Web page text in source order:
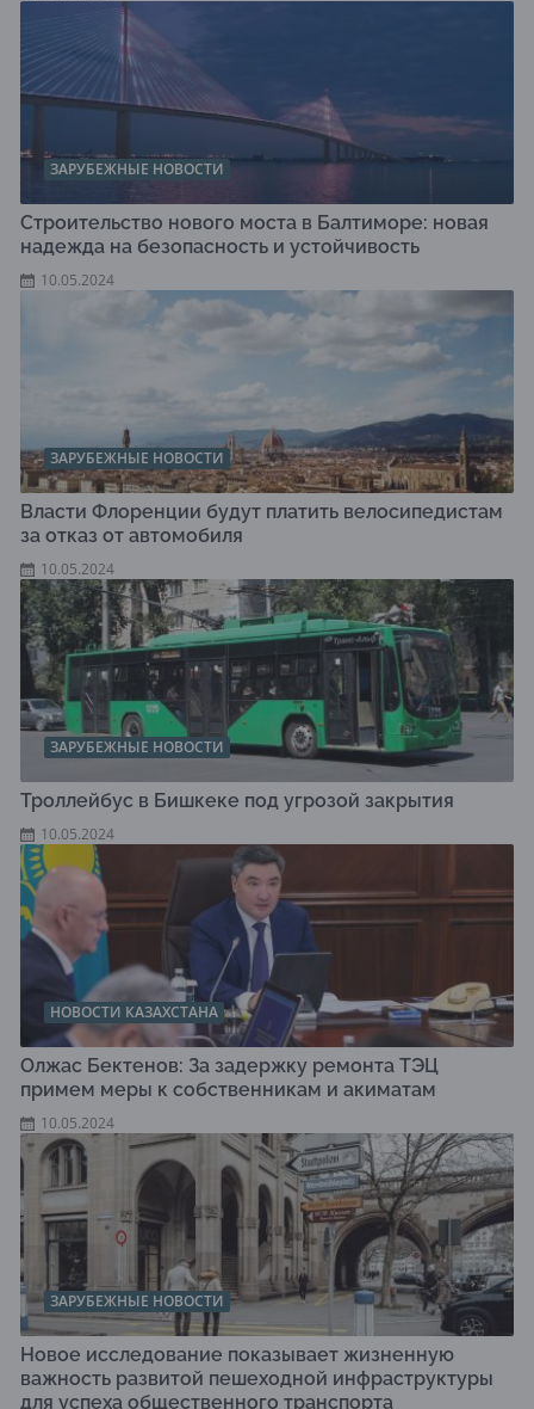
ЗАРУБЕЖНЫЕ НОВОСТИ
Строительство нового моста в Балтиморе: новая
надежда на безопасность и устойчивость
10.05.2024
ЗАРУБЕЖНЫЕ НОВОСТИ
Власти Флоренции будут платить велосипедистам
за отказ от автомобиля
10.05.2024
ЗАРУБЕЖНЫЕ НОВОСТИ
Троллейбус в Бишкеке под угрозой закрытия
10.05.2024
НОВОСТИ КАЗАХСТАНА
Олжас Бектенов: За задержку ремонта ТЭЦ
примем меры к собственникам и акиматам
10.05.2024
ЗАРУБЕЖНЫЕ НОВОСТИ
Новое исследование показывает жизненную
важность развитой пешеходной инфраструктуры
для успеха общественного транспорта